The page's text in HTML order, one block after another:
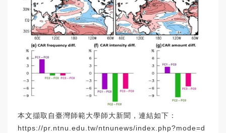
本文擷取自臺灣師範大學師大新聞，連結如下：
https://pr.ntnu.edu.tw/ntnunews/index.php?mode=d